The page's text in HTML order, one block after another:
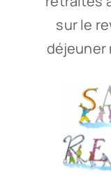
sur le
déjeuner